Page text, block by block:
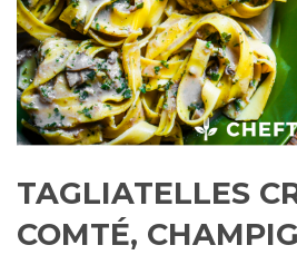
TAGLIATELLES
COMTÉ,